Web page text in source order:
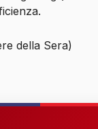
della Sera)